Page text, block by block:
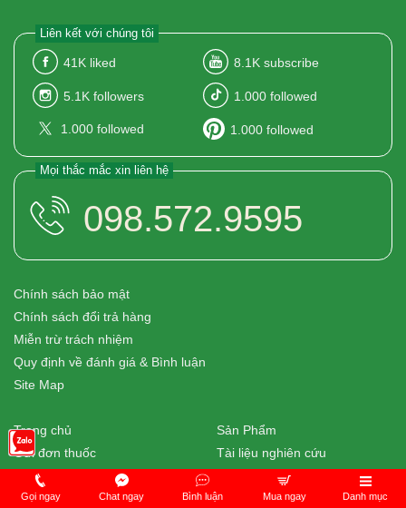
Liên kết với chúng tôi
41K liked 8.1K subscribe
5.1K followers 1.000 followed
1.000 followed 1.000 followed
Mọi thắc mắc xin liên hệ
098.572.9595
Chính sách bảo mật
Chính sách đổi trả hàng
Miễn trừ trách nhiệm
Quy định về đánh giá & Bình luận
Site Map
Trang chủ
Gửi đơn thuốc
Trợ giúp
Chuyên khoa
Sản Phẩm
Tài liệu nghiên cứu
Thương hiệu
Gọi ngay Chat ngay Bình luận Mua ngay Danh mục